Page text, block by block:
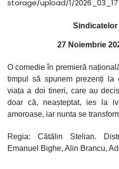
27 Noiembrie
O comedie în premieră
timpul să spunem prezenți la
viața a doi tineri, care au
doar că, neașteptat, ies la
amoroase, iar nunta se
Regia: Cătălin Stelian.
Emanuel Bighe, Alin Brancu,